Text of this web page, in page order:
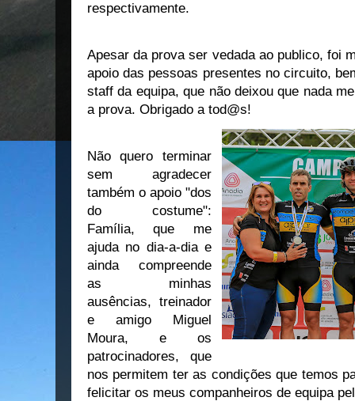
respectivamente.
Apesar da prova ser vedada ao publico, foi
apoio das pessoas presentes no circuito,
staff da equipa, que não deixou que nada
a prova. Obrigado a tod@s!
Não quero terminar
sem agradecer
também o apoio "dos
do costume":
Família, que me
ajuda no dia-a-dia e
ainda compreende
as minhas
ausências, treinador
e amigo Miguel
Moura, e os
patrocinadores, que
nos permitem ter as condições que temos
felicitar os meus companheiros de equipa